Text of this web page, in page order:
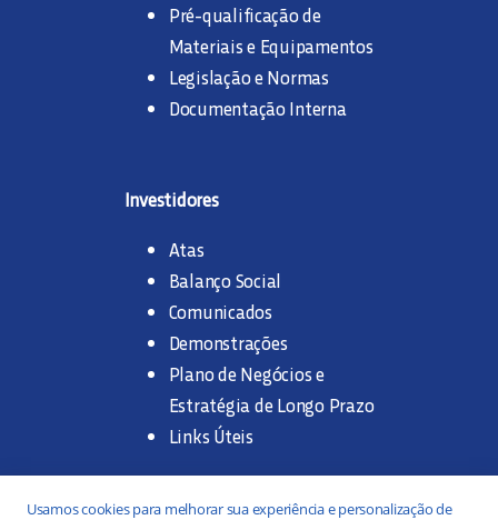
Pré-qualificação de
Materiais e Equipamentos
Legislação e Normas
Documentação Interna
Investidores
Atas
Balanço Social
Comunicados
Demonstrações
Plano de Negócios e
Estratégia de Longo Prazo
Links Úteis
Trabalhe na SANASA
Usamos cookies para melhorar sua experiência e personalização de